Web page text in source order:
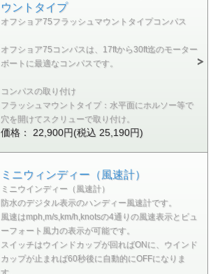
ウントタイプ
オフショア75フラッシュマウントタイプコンパス
オフショア75コンパスは、17ftから30ft迄のモーター
ボートに最適なコンパスです。
コンパスの取り付け
フラッシュマウントタイプ：水平面にホルソー等で
穴を開けてスクリューで取り付け。
価格： 22,900円(税込 25,190円)
ミニウィンディー（風速計）
ミニウインディー（風速計）
防水のデジタル表示のハンディー風速計です。
風速はmph,m/s,km/h,knotsの4通りの風速表示とビュ
ーフォート風力の表示が可能です。
スイッチはウインドカップが回ればONに、ウインド
カップが止まれば60秒後に自動的にOFFになりま